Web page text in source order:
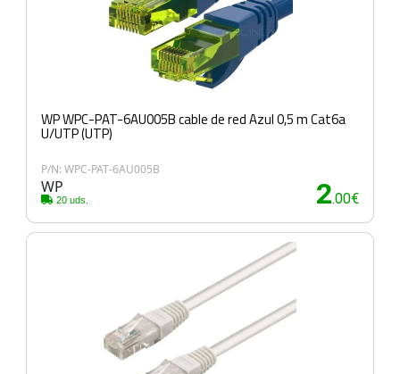
WP WPC-PAT-6AU005B cable de red Azul 0,5 m Cat6a
U/UTP (UTP)
P/N: WPC-PAT-6AU005B
WP
20 uds. 2.00€